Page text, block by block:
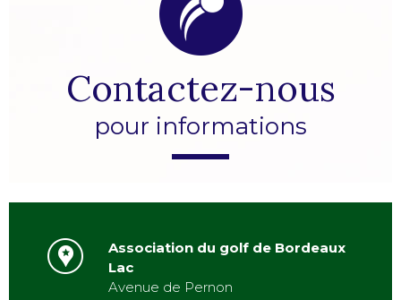
Contactez-nous
pour informations
Association du golf de Bordeaux
Lac
Avenue de Pernon